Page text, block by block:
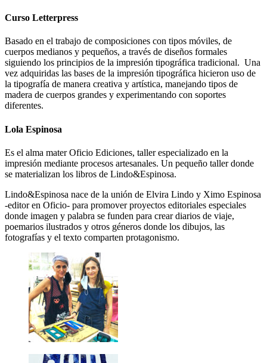
Curso Letterpress
Basado en el trabajo de composiciones con tipos móviles, de
cuerpos medianos y pequeños, a través de diseños formales
siguiendo los principios de la impresión tipográfica tradicional. Una
vez adquiridas las bases de la impresión tipográfica hicieron uso de
la tipografía de manera creativa y artística, manejando tipos de
madera de cuerpos grandes y experimentando con soportes
diferentes.
Lola Espinosa
Es el alma mater Oficio Ediciones, taller especializado en la
impresión mediante procesos artesanales. Un pequeño taller donde
se materializan los libros de Lindo&Espinosa.
Lindo&Espinosa nace de la unión de Elvira Lindo y Ximo Espinosa
-editor en Oficio- para promover proyectos editoriales especiales
donde imagen y palabra se funden para crear diarios de viaje,
poemarios ilustrados y otros géneros donde los dibujos, las
fotografías y el texto comparten protagonismo.